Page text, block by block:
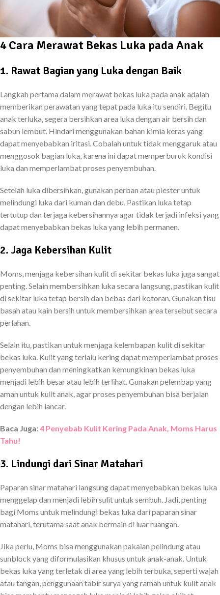
4 Cara Merawat Bekas Luka pada Anak
1. Rawat Bagian yang Luka dengan Baik
Langkah pertama dalam merawat bekas luka pada anak adalah
memberikan perawatan yang tepat pada luka itu sendiri. Begitu
anak terluka, segera bersihkan area luka dengan air bersih dan
sabun lembut. Hindari menggunakan bahan kimia keras yang
dapat menyebabkan iritasi. Cobalah untuk tidak menggaruk atau
menggosok bagian luka, karena ini dapat memperburuk kondisi
luka dan memperlambat proses penyembuhan.
Setelah luka dibersihkan, gunakan perban atau plester untuk
melindungi luka dari kuman dan debu. Pastikan luka tetap
tertutup dan terjaga kebersihannya agar tidak terjadi infeksi yang
dapat menyebabkan bekas luka yang lebih permanen.
2. Jaga Kebersihan Kulit
Moms, menjaga kebersihan kulit di sekitar bekas luka juga sangat
penting. Selain membersihkan luka secara langsung, pastikan kulit
di sekitar luka tetap bersih dan bebas dari kotoran. Gunakan tisu
basah atau kain bersih untuk membersihkan area tersebut secara
perlahan.
Selain itu, pastikan untuk menjaga kelembapan kulit di sekitar
bekas luka. Kulit yang terlalu kering dapat memperlambat proses
penyembuhan dan meningkatkan kemungkinan bekas luka
menjadi lebih besar atau lebih terlihat. Gunakan pelembap yang
aman untuk kulit anak, agar proses penyembuhan bisa berjalan
dengan lebih lancar.
Baca Juga:4 Penyebab Kulit Kering Pada Anak, Moms Harus
Tahu!
3. Lindungi dari Sinar Matahari
Paparan sinar matahari langsung dapat menyebabkan bekas luka
menggelap dan menjadi lebih sulit untuk sembuh. Jadi, penting
bagi Moms untuk melindungi bekas luka dari paparan sinar
matahari, terutama saat anak bermain di luar ruangan.
Jika perlu, Moms bisa menggunakan pakaian pelindung atau
sunblock yang diformulasikan khusus untuk anak-anak. Untuk
bekas luka yang terletak di area yang lebih terbuka, seperti wajah
atau tangan, penggunaan tabir surya yang ramah untuk kulit anak